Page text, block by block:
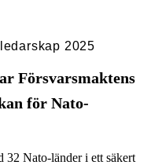
Försvarsmaktens
för Nato-
32 Nato-länder i ett säkert